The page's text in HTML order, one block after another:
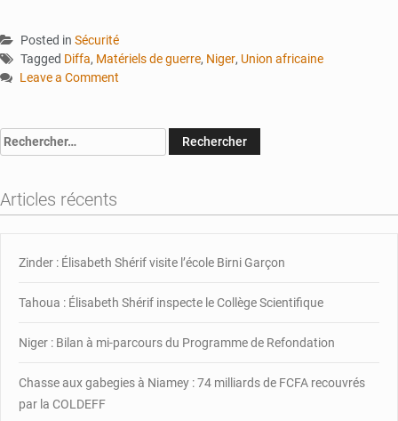
Posted in Sécurité
Tagged Diffa, Matériels de guerre, Niger, Union africaine
Leave a Comment
Niger
de
guerre
Rechercher :
Articles récents
Zinder : Élisabeth Shérif visite l’école Birni Garçon
Tahoua : Élisabeth Shérif inspecte le Collège Scientifique
Niger : Bilan à mi-parcours du Programme de Refondation
Chasse aux gabegies à Niamey : 74 milliards de FCFA recouvrés
par la COLDEFF